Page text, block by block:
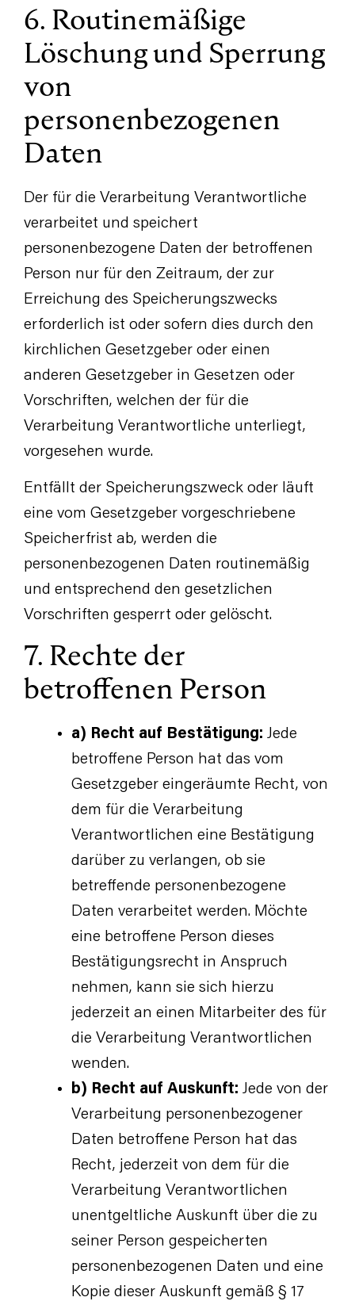
6. Routinemäßige
Löschung und Sperrung
von
personenbezogenen
Daten
Der für die Verarbeitung Verantwortliche
verarbeitet und speichert
personenbezogene Daten der betroffenen
Person nur für den Zeitraum, der zur
Erreichung des Speicherungszwecks
erforderlich ist oder sofern dies durch den
kirchlichen Gesetzgeber oder einen
anderen Gesetzgeber in Gesetzen oder
Vorschriften, welchen der für die
Verarbeitung Verantwortliche unterliegt,
vorgesehen wurde.
Entfällt der Speicherungszweck oder läuft
eine vom Gesetzgeber vorgeschriebene
Speicherfrist ab, werden die
personenbezogenen Daten routinemäßig
und entsprechend den gesetzlichen
Vorschriften gesperrt oder gelöscht.
7. Rechte der
betroffenen Person
a) Recht auf Bestätigung: Jede
betroffene Person hat das vom
Gesetzgeber eingeräumte Recht, von
dem für die Verarbeitung
Verantwortlichen eine Bestätigung
darüber zu verlangen, ob sie
betreffende personenbezogene
Daten verarbeitet werden. Möchte
eine betroffene Person dieses
Bestätigungsrecht in Anspruch
nehmen, kann sie sich hierzu
jederzeit an einen Mitarbeiter des für
die Verarbeitung Verantwortlichen
wenden.
b) Recht auf Auskunft: Jede von der
Verarbeitung personenbezogener
Daten betroffene Person hat das
Recht, jederzeit von dem für die
Verarbeitung Verantwortlichen
unentgeltliche Auskunft über die zu
seiner Person gespeicherten
personenbezogenen Daten und eine
Kopie dieser Auskunft gemäß § 17